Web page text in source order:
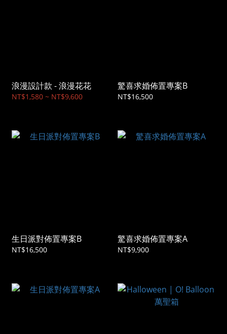
浪漫設計款 - 浪漫花花
NT$1,580 ~ NT$9,600
驚喜求婚佈置專案B
NT$16,500
生日派對佈置專案B
NT$16,500
驚喜求婚佈置專案A
NT$9,900